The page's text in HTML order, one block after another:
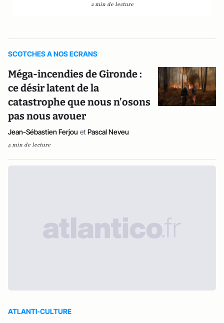
2 min de lecture
SCOTCHES A NOS ECRANS
Méga-incendies de Gironde :
ce désir latent de la
catastrophe que nous n’osons
pas nous avouer
Jean-Sébastien Ferjou et Pascal Neveu
5 min de lecture
ATLANTI-CULTURE